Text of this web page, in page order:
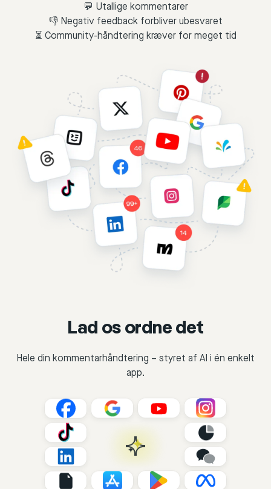
💬 Utallige kommentarer
👎 Negativ feedback forbliver ubesvaret
⏳ Community-håndtering kræver for meget tid
Lad os ordne det
Hele din kommentarhåndtering – styret af AI i én enkelt
app.